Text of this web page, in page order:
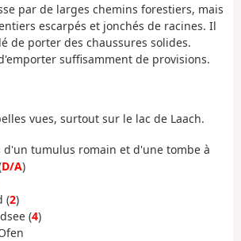
par de larges chemins forestiers, mais
escarpés et jonchés de racines. Il
de porter des chaussures solides.
suffisamment de provisions.
vues, surtout sur le lac de Laach.
d'un tumulus romain et d'une tombe à
D/A)
(2)
(4)